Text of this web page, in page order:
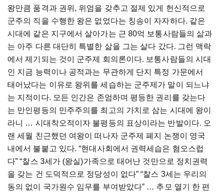
왕만큼 품격과 권위, 위엄을 갖추고 절제 있게 헌신적으로
군주의 직을 수행한 왕은 없었다는 칭송이 자자하다. 같은
시대에 같은 지구에서 살아가는 근 80억 보통사람들의 삶과
는 아주 다른 대단히 특별한 삶을 그는 살다 갔다. 그런 맥락
에서 제기되는 것이 군주제 회의론이다. 보통사람들의 시대
인 지금 능력이나 공적과는 무관하게 단지 특정 가문에서
태어났다는 이유로 왕위를 세습하는 군주제가 말이 되느냐
는 지적이다. 모든 인간은 존엄하며 평등한 권리를 갖는다
는 만인평등의 민주주의를 최고의 가치로 삼는 시대에 왕이
라니 … 시대착오적이자 불평등의 표상이라는 반발이다. 오
랜 세월 친근했던 여왕이 떠나자 군주제 폐지 논쟁이 영국
내에서 불붙고 있다. “현대사회에서 권력세습은 혐오스럽
다” “찰스 3세가 (왕실)가족으로 태어난 것만으로 정치권력
을 갖는 건 도덕적으로 정당성이 없다” “찰스 3세는 우리의
동의 없이 국가원수 임무를 부여받았다” … 추모 열기 한 편